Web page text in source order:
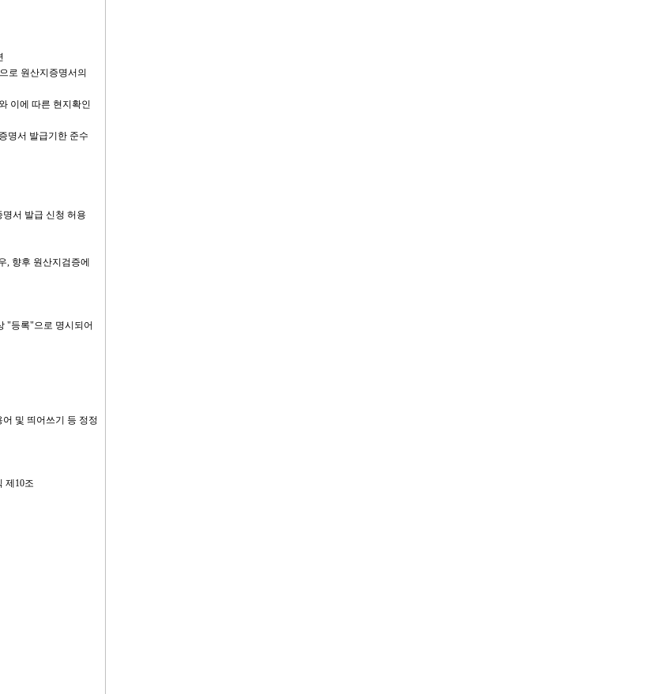
로 원산지증명서의
이에 따른 현지확인
명서 발급기한 준수
서 발급 신청 허용
, 향후 원산지검증에
"등록"으로 명시되어
및 띄어쓰기 등 정정
제10조